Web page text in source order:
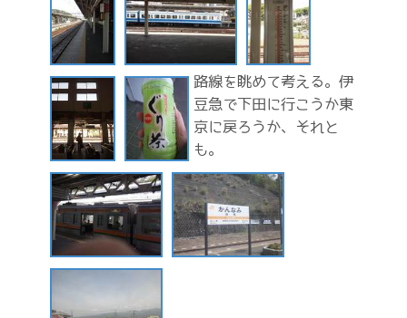
路線を眺めて考える。伊
豆急で下田に行こうか東
京に戻ろうか、それと
も。